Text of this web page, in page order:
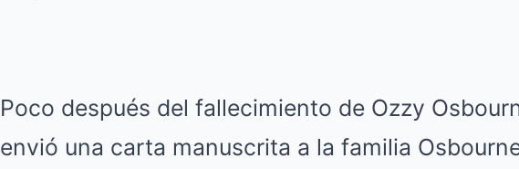
Poco después del fallecimiento de Ozzy
envió una carta manuscrita a la familia